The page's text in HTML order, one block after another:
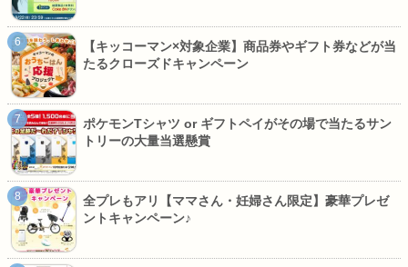
【キッコーマン×対象企業】商品券やギフト券などが当
たるクローズドキャンペーン
ポケモンTシャツ or ギフトペイがその場で当たるサン
トリーの大量当選懸賞
全プレもアリ【ママさん・妊婦さん限定】豪華プレゼ
ントキャンペーン♪